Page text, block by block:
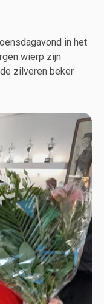
in het
wierp zijn
zilveren beker